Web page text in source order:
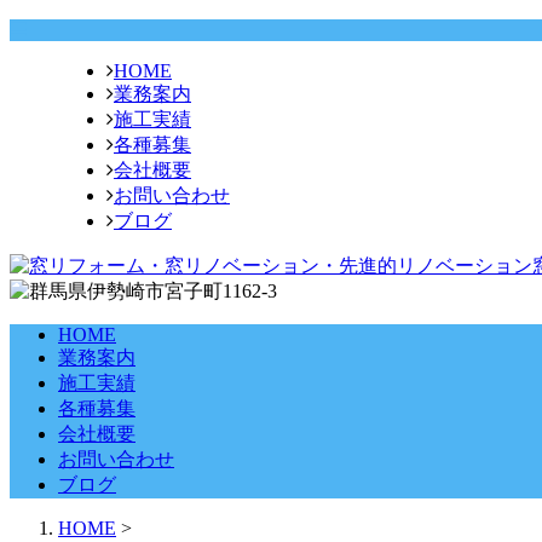
HOME
業務案内
施工実績
各種募集
会社概要
お問い合わせ
ブログ
HOME
業務案内
施工実績
各種募集
会社概要
お問い合わせ
ブログ
HOME >